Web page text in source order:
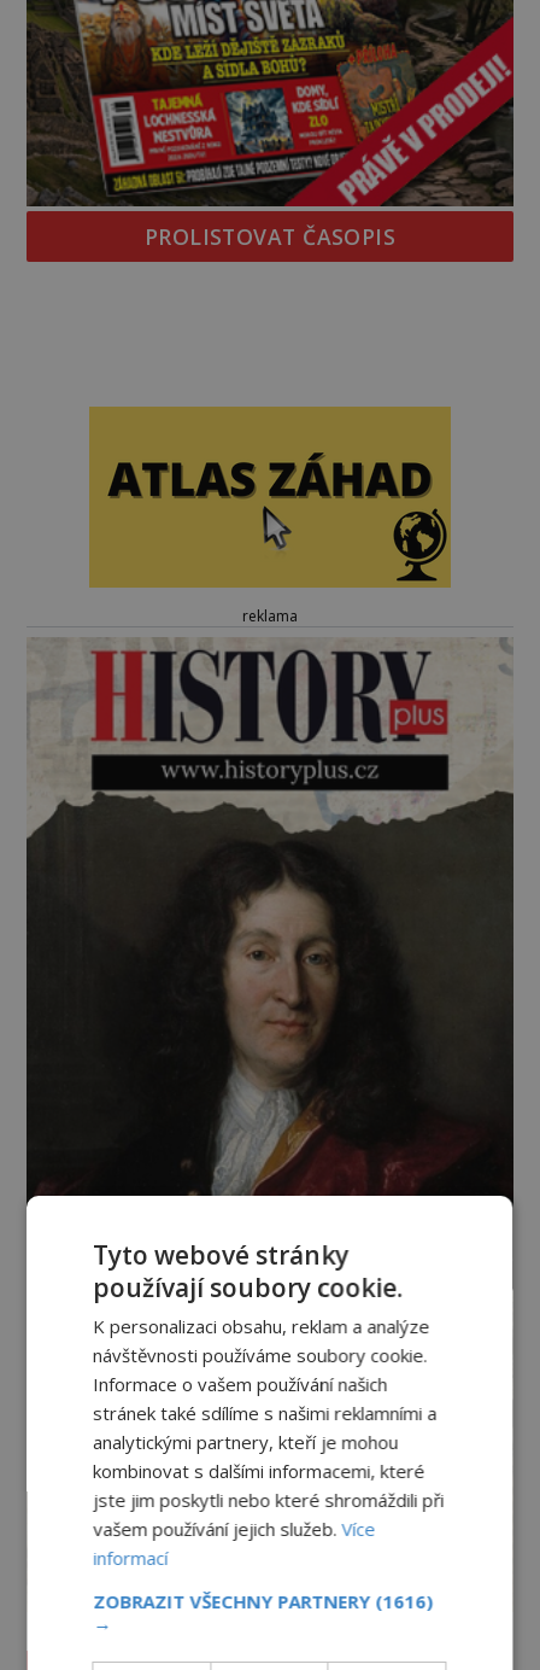
PROLISTOVAT ČASOPIS
reklama
Tyto webové stránky
používají soubory cookie.
K personalizaci obsahu, reklam a analýze
návštěvnosti používáme soubory cookie.
Informace o vašem používání našich
stránek také sdílíme s našimi reklamními a
analytickými partnery, kteří je mohou
kombinovat s dalšími informacemi, které
jste jim poskytli nebo které shromáždili při
vašem používání jejich služeb.Více
informací
ZOBRAZIT VŠECHNY PARTNERY (1616)
→